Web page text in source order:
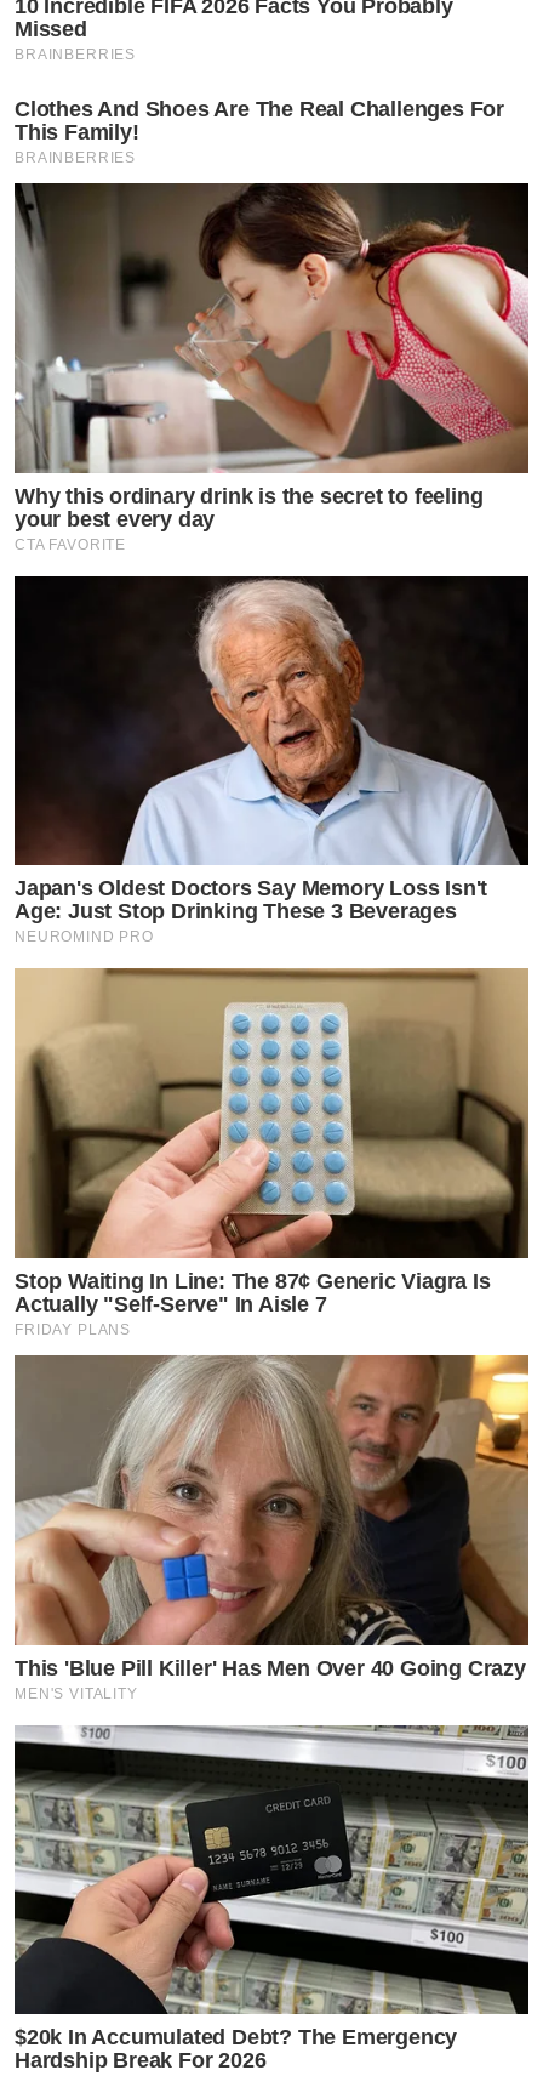
10 Incredible FIFA 2026 Facts You Probably
Missed
BRAINBERRIES
Clothes And Shoes Are The Real Challenges For
This Family!
BRAINBERRIES
Why this ordinary drink is the secret to feeling
your best every day
CTA FAVORITE
Japan's Oldest Doctors Say Memory Loss Isn't
Age: Just Stop Drinking These 3 Beverages
NEUROMIND PRO
Stop Waiting In Line: The 87¢ Generic Viagra Is
Actually "Self-Serve" In Aisle 7
FRIDAY PLANS
This 'Blue Pill Killer' Has Men Over 40 Going Crazy
MEN'S VITALITY
$20k In Accumulated Debt? The Emergency
Hardship Break For 2026